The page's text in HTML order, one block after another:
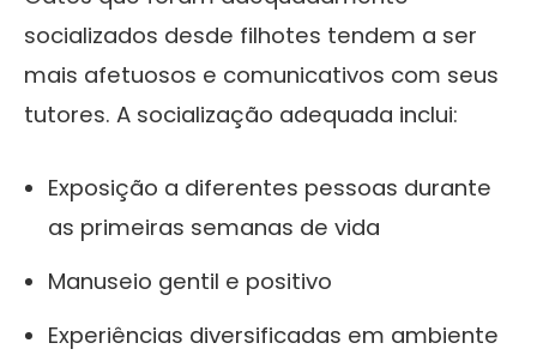
socializados desde filhotes tendem a ser
mais afetuosos e comunicativos com seus
tutores. A socialização adequada inclui:
Exposição a diferentes pessoas durante
as primeiras semanas de vida
Manuseio gentil e positivo
Experiências diversificadas em ambiente